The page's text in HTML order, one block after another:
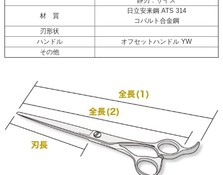
材 質
日立安来鋼 ATS 314
コバルト合金鋼
刃形状
ハンドル
オフセットハンドル YW
その他